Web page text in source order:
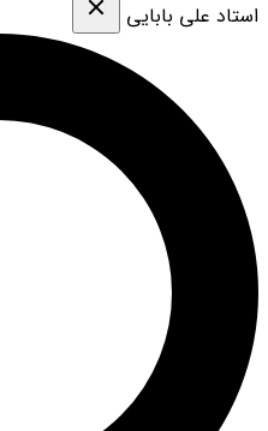
استاد علی بابایی